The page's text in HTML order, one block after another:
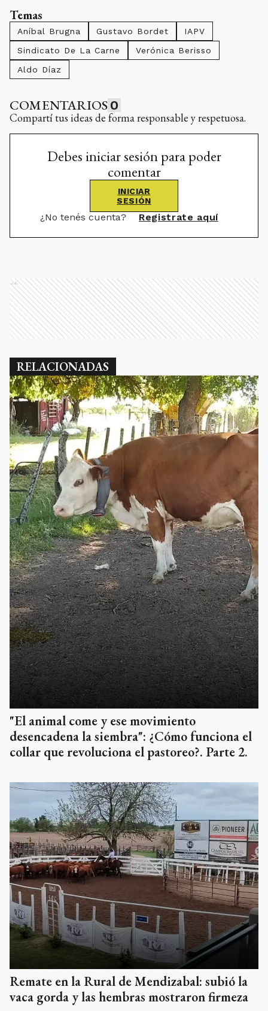
Temas
Aníbal Brugna Gustavo Bordet
IAPV
Sindicato De La Carne
Verónica Berisso
Aldo Díaz
COMENTARIOS 0
Compartí tus ideas de forma responsable y respetuosa.
Debes iniciar sesión para poder
comentar
INICIAR
SESIÓN
¿No tenés cuenta? Registrate aquí
Ads
RELACIONADAS
"El animal come y ese movimiento
desencadena la siembra": ¿Cómo funciona el
collar que revoluciona el pastoreo?. Parte 2.
Remate en la Rural de Mendizabal: subió la
vaca gorda y las hembras mostraron firmeza